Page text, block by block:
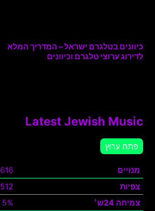
כיוונים בטלגרם ישראל – המדריך המלא
לדירוג ערוצי טלגרם וכיוונים
Latest Jewish Music
פתח ערוץ
מנויים
צפיות
512
צמיחה 24ש׳
5%